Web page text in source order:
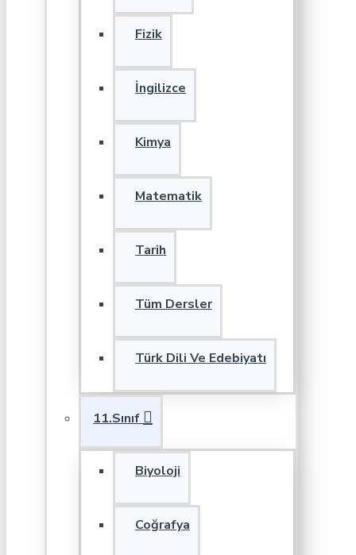
Fizik
İngilizce
Kimya
Matematik
Tarih
Tüm Dersler
Türk Dili Ve Edebiyatı
11.Sınıf
Biyoloji
Coğrafya